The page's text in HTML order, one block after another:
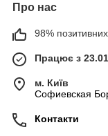
Про нас
98% позитивних
Працює з
м. Київ
Софиевская
Контакти